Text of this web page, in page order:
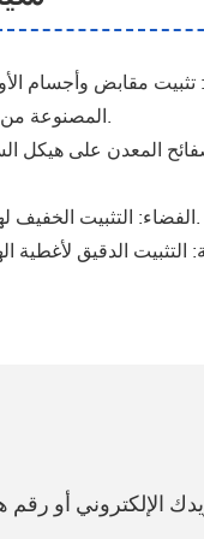
مقابض وأجسام
المعدن على هيكل
الإلكتروني أو